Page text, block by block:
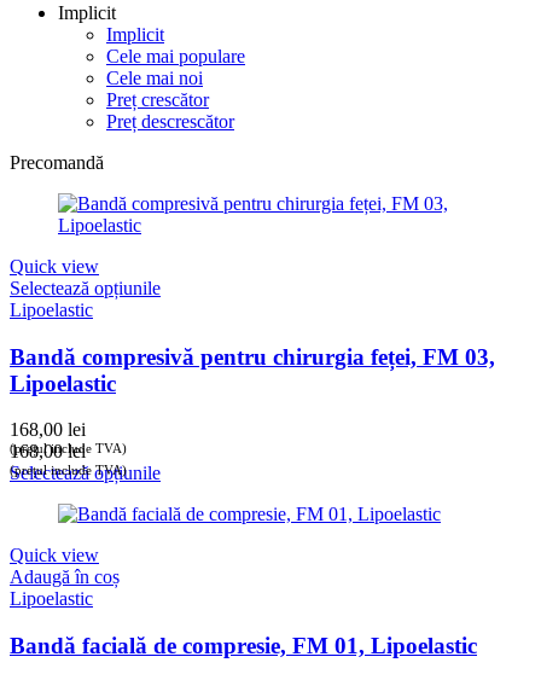
Implicit
Implicit
Cele mai populare
Cele mai noi
Preț crescător
Preț descrescător
Precomandă
Quick view
Selectează opțiunile
Lipoelastic
Bandă compresivă pentru chirurgia feței, FM 03,
Lipoelastic
168,00 lei
(prețul include TVA)
168,00lei
(prețul include TVA)
Selectează opțiunile
Quick view
Adaugă în coș
Lipoelastic
Bandă facială de compresie, FM 01, Lipoelastic